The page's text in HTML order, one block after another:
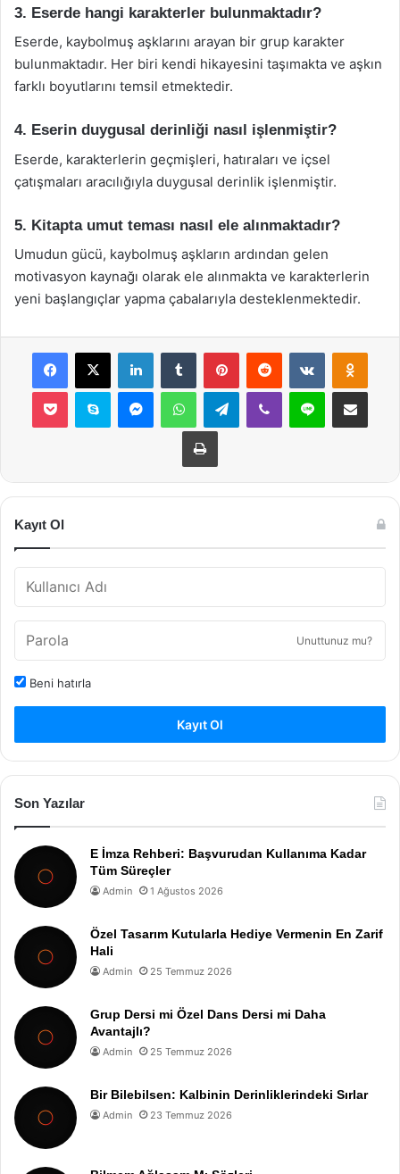
3. Eserde hangi karakterler bulunmaktadır?
Eserde, kaybolmuş aşklarını arayan bir grup karakter
bulunmaktadır. Her biri kendi hikayesini taşımakta ve aşkın
farklı boyutlarını temsil etmektedir.
4. Eserin duygusal derinliği nasıl işlenmiştir?
Eserde, karakterlerin geçmişleri, hatıraları ve içsel
çatışmaları aracılığıyla duygusal derinlik işlenmiştir.
5. Kitapta umut teması nasıl ele alınmaktadır?
Umudun gücü, kaybolmuş aşkların ardından gelen
motivasyon kaynağı olarak ele alınmakta ve karakterlerin
yeni başlangıçlar yapma çabalarıyla desteklenmektedir.
Facebook
X LinkedInTumblr PinterestReddit VKontakte
Pocket Skype MessengerWhatsAppTelegramViber Line E-Posta ile
Yazdır
Kayıt Ol
Unuttunuz mu?
Beni hatırla
Kayıt Ol
Son Yazılar
E İmza Rehberi: Başvurudan Kullanıma Kadar
Tüm Süreçler
Admin 1 Ağustos 2026
Özel Tasarım Kutularla Hediye Vermenin En Zarif
Hali
Admin 25 Temmuz 2026
Grup Dersi mi Özel Dans Dersi mi Daha
Avantajlı?
Admin 25 Temmuz 2026
Bir Bilebilsen: Kalbinin Derinliklerindeki Sırlar
Admin 23 Temmuz 2026